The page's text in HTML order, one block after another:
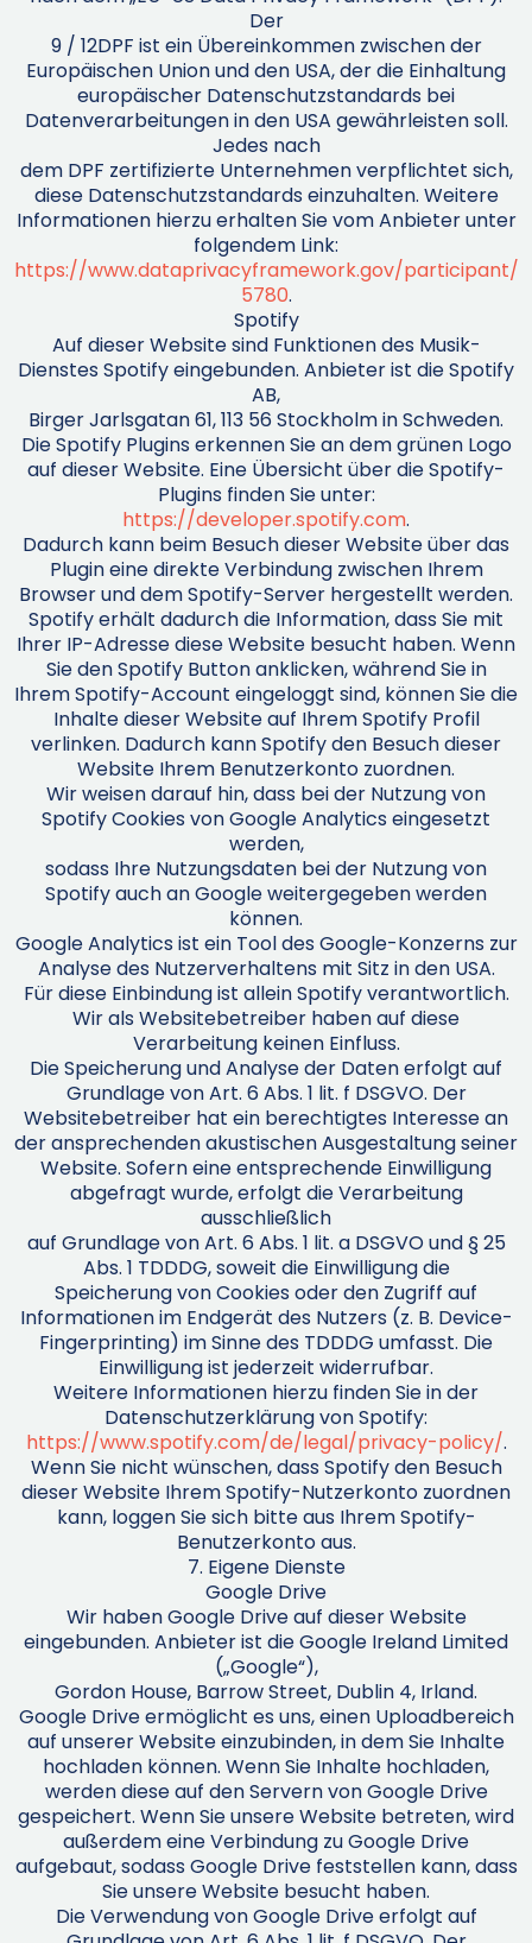
Der
9 / 12DPF ist ein Übereinkommen zwischen der
Europäischen Union und den USA, der die Einhaltung
europäischer Datenschutzstandards bei
Datenverarbeitungen in den USA gewährleisten soll.
Jedes nach
dem DPF zertifizierte Unternehmen verpflichtet sich,
diese Datenschutzstandards einzuhalten. Weitere
Informationen hierzu erhalten Sie vom Anbieter unter
folgendem Link:
https://www.dataprivacyframework.gov/participant/
5780.
Spotify
Auf dieser Website sind Funktionen des Musik-
Dienstes Spotify eingebunden. Anbieter ist die Spotify
AB,
Birger Jarlsgatan 61, 113 56 Stockholm in Schweden.
Die Spotify Plugins erkennen Sie an dem grünen Logo
auf dieser Website. Eine Übersicht über die Spotify-
Plugins finden Sie unter:
https://developer.spotify.com.
Dadurch kann beim Besuch dieser Website über das
Plugin eine direkte Verbindung zwischen Ihrem
Browser und dem Spotify-Server hergestellt werden.
Spotify erhält dadurch die Information, dass Sie mit
Ihrer IP-Adresse diese Website besucht haben. Wenn
Sie den Spotify Button anklicken, während Sie in
Ihrem Spotify-Account eingeloggt sind, können Sie die
Inhalte dieser Website auf Ihrem Spotify Profil
verlinken. Dadurch kann Spotify den Besuch dieser
Website Ihrem Benutzerkonto zuordnen.
Wir weisen darauf hin, dass bei der Nutzung von
Spotify Cookies von Google Analytics eingesetzt
werden,
sodass Ihre Nutzungsdaten bei der Nutzung von
Spotify auch an Google weitergegeben werden
können.
Google Analytics ist ein Tool des Google-Konzerns zur
Analyse des Nutzerverhaltens mit Sitz in den USA.
Für diese Einbindung ist allein Spotify verantwortlich.
Wir als Websitebetreiber haben auf diese
Verarbeitung keinen Einfluss.
Die Speicherung und Analyse der Daten erfolgt auf
Grundlage von Art. 6 Abs. 1 lit. f DSGVO. Der
Websitebetreiber hat ein berechtigtes Interesse an
der ansprechenden akustischen Ausgestaltung seiner
Website. Sofern eine entsprechende Einwilligung
abgefragt wurde, erfolgt die Verarbeitung
ausschließlich
auf Grundlage von Art. 6 Abs. 1 lit. a DSGVO und § 25
Abs. 1 TDDDG, soweit die Einwilligung die
Speicherung von Cookies oder den Zugriff auf
Informationen im Endgerät des Nutzers (z. B. Device-
Fingerprinting) im Sinne des TDDDG umfasst. Die
Einwilligung ist jederzeit widerrufbar.
Weitere Informationen hierzu finden Sie in der
Datenschutzerklärung von Spotify:
https://www.spotify.com/de/legal/privacy-policy/.
Wenn Sie nicht wünschen, dass Spotify den Besuch
dieser Website Ihrem Spotify-Nutzerkonto zuordnen
kann, loggen Sie sich bitte aus Ihrem Spotify-
Benutzerkonto aus.
7. Eigene Dienste
Google Drive
Wir haben Google Drive auf dieser Website
eingebunden. Anbieter ist die Google Ireland Limited
(„Google“),
Gordon House, Barrow Street, Dublin 4, Irland.
Google Drive ermöglicht es uns, einen Uploadbereich
auf unserer Website einzubinden, in dem Sie Inhalte
hochladen können. Wenn Sie Inhalte hochladen,
werden diese auf den Servern von Google Drive
gespeichert. Wenn Sie unsere Website betreten, wird
außerdem eine Verbindung zu Google Drive
aufgebaut, sodass Google Drive feststellen kann, dass
Sie unsere Website besucht haben.
Die Verwendung von Google Drive erfolgt auf